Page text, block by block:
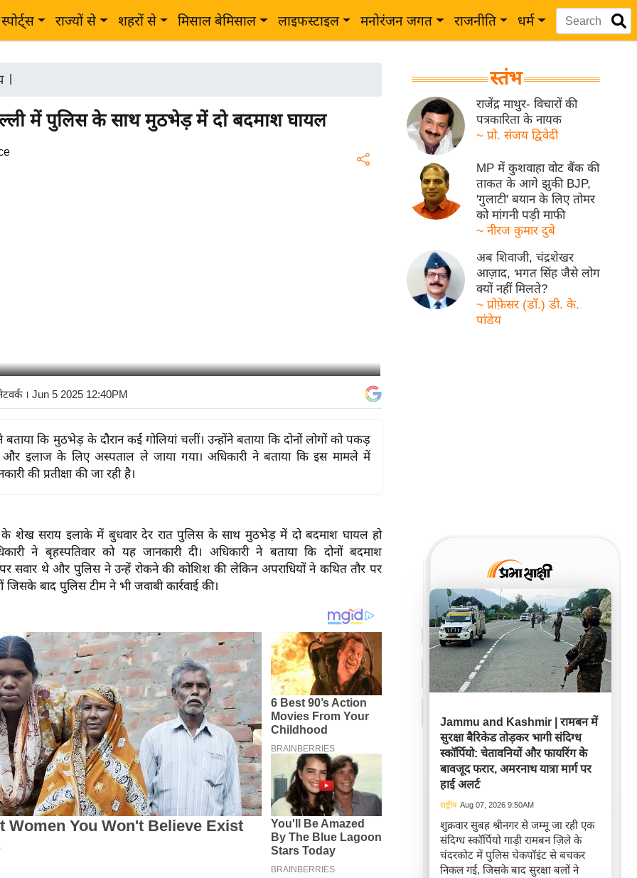
स्पोर्ट्स राज्यों से शहरों से मिसाल बेमिसाल लाइफस्टाइल मनोरंजन जगत राजनीति धर्म
|
में पुलिस के साथ मुठभेड़ में दो बदमाश घायल
। Jun 5 2025 12:40PM
बताया कि मुठभेड़ के दौरान कई गोलियां चलीं। उन्होंने बताया कि दोनों लोगों को पकड़
और इलाज के लिए अस्पताल ले जाया गया। अधिकारी ने बताया कि इस मामले में
की प्रतीक्षा की जा रही है।
के शेख सराय इलाके में बुधवार देर रात पुलिस के साथ मुठभेड़ में दो बदमाश घायल हो
ने बृहस्पतिवार को यह जानकारी दी। अधिकारी ने बताया कि दोनों बदमाश
सवार थे और पुलिस ने उन्हें रोकने की कोशिश की लेकिन अपराधियों ने कथित तौर पर
जिसके बाद पुलिस टीम ने भी जवाबी कार्रवाई की।
स्तंभ
राजेंद्र माथुर- विचारों की
पत्रकारिता के नायक
~ प्रो. संजय द्विवेदी
MP में कुशवाहा वोट बैंक की
ताकत के आगे झुकी BJP,
'गुलाटी' बयान के लिए तोमर
को मांगनी पड़ी माफी
~ नीरज कुमार दुबे
अब शिवाजी, चंद्रशेखर
आज़ाद, भगत सिंह जैसे लोग
क्यों नहीं मिलते?
~ प्रोफ़ेसर (डॉ.) डी. के.
पांडेय
Jammu and Kashmir | रामबन में
सुरक्षा बैरिकेड तोड़कर भागी संदिग्ध
स्कॉर्पियो: चेतावनियों और फायरिंग के
बावजूद फरार, अमरनाथ यात्रा मार्ग पर
हाई अलर्ट
राष्ट्रीय Aug 07, 2026 9:50AM
शुक्रवार सुबह श्रीनगर से जम्मू जा रही एक
संदिग्ध स्कॉर्पियो गाड़ी रामबन ज़िले के
चंदरकोट में पुलिस चेकपॉइंट से बचकर
निकल गई, जिसके बाद सुरक्षा बलों ने